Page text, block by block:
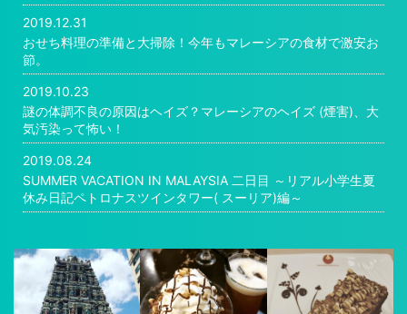
2019.12.31
おせち料理の準備と大掃除！今年もマレーシアの食材で激安お
節。
2019.10.23
謎の体調不良の原因はヘイズ？マレーシアのヘイズ (煙害)、大
気汚染って怖い！
2019.08.24
SUMMER VACATION IN MALAYSIA 二日目 ～リアル小学生夏
休み日記ペトロナスツインタワー( スーリア)編～